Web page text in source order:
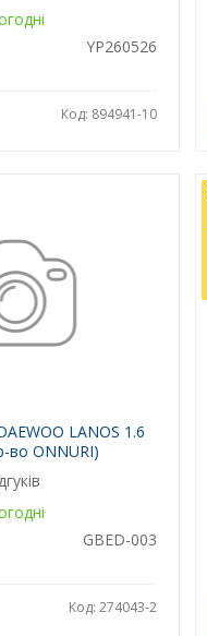
YP260526
Код: 894941-10
LANOS 1.6
во ONNURI)
GBED-003
Код: 274043-2